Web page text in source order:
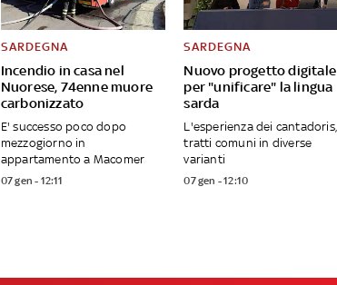
Incendio in casa nel
Nuorese, 74enne muore
carbonizzato
SARDEGNA
E' successo poco dopo
mezzogiorno in
appartamento a Macomer
07 gen - 12:11
Nuovo progetto digitale
per "unificare" la lingua
sarda
SARDEGNA
L'esperienza dei cantadoris,
tratti comuni in diverse
varianti
07 gen - 12:10